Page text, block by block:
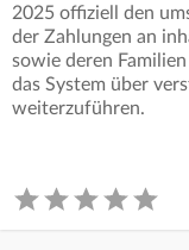
2025 offiziell den
der Zahlungen an
sowie deren
das System über
weiterzuführen.